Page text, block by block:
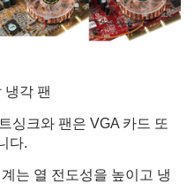
각 팬
싱크와 팬은 VGA 카드 또
다.
는 열 전도성을 높이고 냉